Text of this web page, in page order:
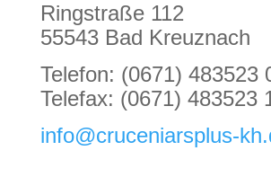
Ringstraße 112
55543 Bad Kreuznach
Telefon: (0671) 483523
Telefax: (0671) 483523
info@cruceniarsplus-